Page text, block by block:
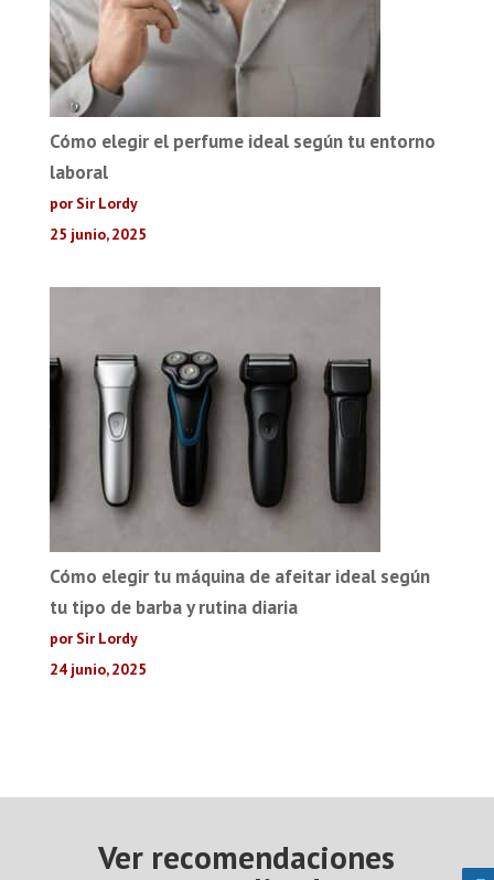
Cómo elegir el perfume ideal según tu entorno
laboral
por Sir Lordy
25 junio, 2025
Cómo elegir tu máquina de afeitar ideal según
tu tipo de barba y rutina diaria
por Sir Lordy
24 junio, 2025
Ver recomendaciones